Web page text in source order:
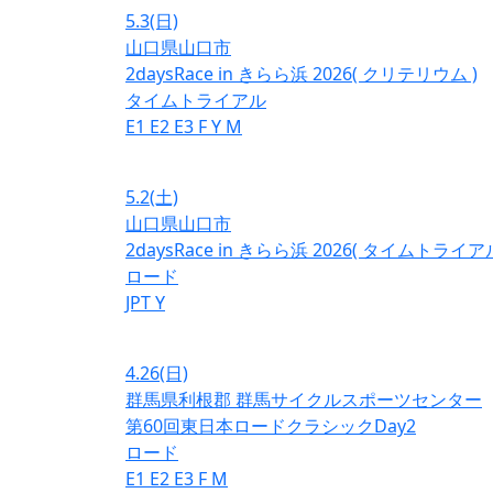
5.3(日)
山口県山口市
2daysRace in きらら浜 2026( クリテリウム )
タイムトライアル
E1 E2 E3 FY M
5.2(土)
山口県山口市
2daysRace in きらら浜 2026( タイムトライア
ロード
JPTY
4.26(日)
群馬県利根郡 群馬サイクルスポーツセンター
第60回東日本ロードクラシックDay2
ロード
E1 E2 E3 F M